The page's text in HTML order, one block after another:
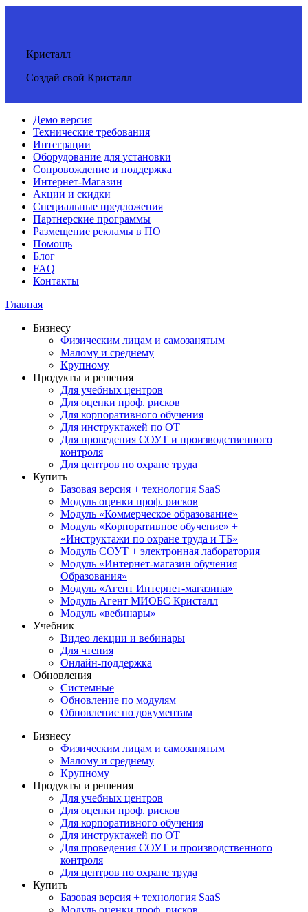
Кристалл
Создай свой Кристалл
Демо версия
Технические требования
Интеграции
Оборудование для установки
Сопровождение и поддержка
Интернет-Магазин
Акции и скидки
Специальные предложения
Партнерские программы
Размещение рекламы в ПО
Помощь
Блог
FAQ
Контакты
Главная
Бизнесу
Физическим лицам и самозанятым
Малому и среднему
Крупному
Продукты и решения
Для учебных центров
Для оценки проф. рисков
Для корпоративного обучения
Для инструктажей по ОТ
Для проведения СОУТ и производственного
контроля
Для центров по охране труда
Купить
Базовая версия + технология SaaS
Модуль оценки проф. рисков
Модуль «Коммерческое образование»
Модуль «Корпоративное обучение» +
«Инструктажи по охране труда и ТБ»
Модуль СОУТ + электронная лаборатория
Модуль «Интернет-магазин обучения
Образования»
Модуль «Агент Интернет-магазина»
Модуль Агент МИОБС Кристалл
Модуль «вебинары»
Учебник
Видео лекции и вебинары
Для чтения
Онлайн-поддержка
Обновления
Системные
Обновление по модулям
Обновление по документам
Бизнесу
Физическим лицам и самозанятым
Малому и среднему
Крупному
Продукты и решения
Для учебных центров
Для оценки проф. рисков
Для корпоративного обучения
Для инструктажей по ОТ
Для проведения СОУТ и производственного
контроля
Для центров по охране труда
Купить
Базовая версия + технология SaaS
Модуль оценки проф. рисков